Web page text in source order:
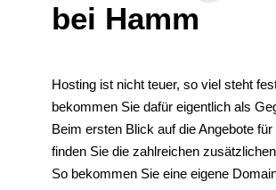
bei Hamm
Hosting ist nicht teuer, so viel steht
bekommen Sie dafür eigentlich als
Beim ersten Blick auf die Angebote
finden Sie die zahlreichen
So bekommen Sie eine eigene